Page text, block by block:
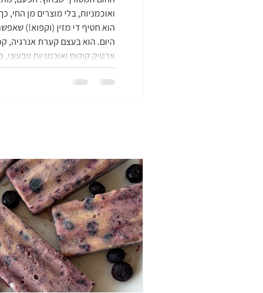
ואוכמניות, בלי מוצרים מן החי,
הוא חטיף די מזין (וקפוא!)
היום. הוא בעצם קערת אנרגיה,
ארטיק קוקוס ואוכמניות
במקפיא בחודשי הקיץ! |מה
ואוכמניות טבעוני (6-8 יחידות) 1 מארז קוביות מחית קוקוס ק